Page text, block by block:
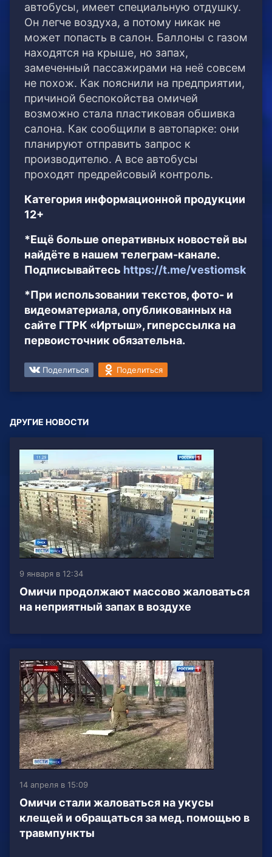
автобусы, имеет специальную отдушку.
Он легче воздуха, а потому никак не
может попасть в салон. Баллоны с газом
находятся на крыше, но запах,
замеченный пассажирами на неё совсем
не похож. Как пояснили на предприятии,
причиной беспокойства омичей
возможно стала пластиковая обшивка
салона. Как сообщили в автопарке: они
планируют отправить запрос к
производителю. А все автобусы
проходят предрейсовый контроль.
Категория информационной продукции
12+
*Ещё больше оперативных новостей вы
найдёте в нашем телеграм-канале.
Подписывайтесь https://t.me/vestiomsk
*При использовании текстов, фото- и
видеоматериала, опубликованных на
сайте ГТРК «Иртыш», гиперссылка на
первоисточник обязательна.
Поделиться Поделиться
ДРУГИЕ НОВОСТИ
9 января в 12:34
Омичи продолжают массово жаловаться
на неприятный запах в воздухе
14 апреля в 15:09
Омичи стали жаловаться на укусы
клещей и обращаться за мед. помощью в
травмпункты